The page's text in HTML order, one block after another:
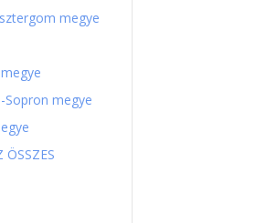
megye
Sopron megye
ÖSSZES